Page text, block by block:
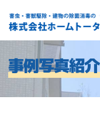
事例写真紹介